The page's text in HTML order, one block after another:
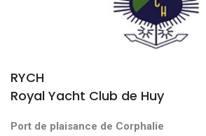
RYCH
Royal Yacht Club de Huy
Port de plaisance de Corphalie